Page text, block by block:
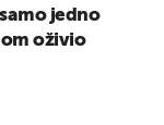
jedno
oživio